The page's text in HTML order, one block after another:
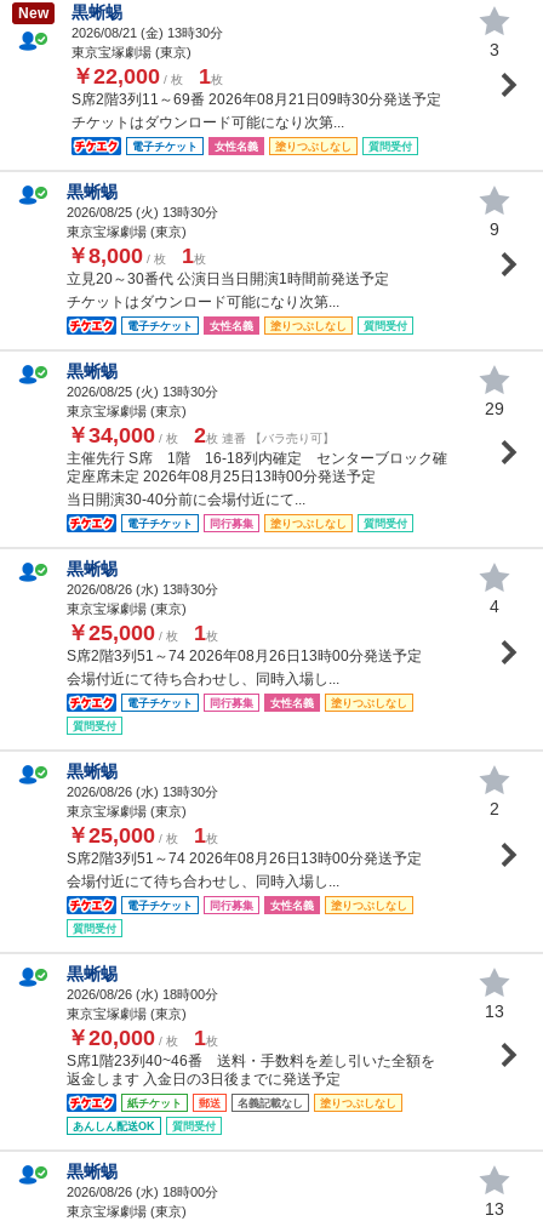
New 黒蜥蜴
2026/08/21 (金) 13時30分
東京宝塚劇場 (東京)
￥22,000 / 枚 1枚
S席2階3列11～69番 2026年08月21日09時30分発送予定
チケットはダウンロード可能になり次第...
電子チケット 女性名義 塗りつぶしなし 質問受付
3
黒蜥蜴
2026/08/25 (火) 13時30分
東京宝塚劇場 (東京)
￥8,000 / 枚 1枚
立見20～30番代 公演日当日開演1時間前発送予定
チケットはダウンロード可能になり次第...
電子チケット 女性名義 塗りつぶしなし 質問受付
9
黒蜥蜴
2026/08/25 (火) 13時30分
東京宝塚劇場 (東京)
￥34,000 / 枚 2枚 連番 【バラ売り可】
主催先行 S席 1階 16-18列内確定 センターブロック確
定座席未定 2026年08月25日13時00分発送予定
当日開演30-40分前に会場付近にて...
電子チケット 同行募集 塗りつぶしなし 質問受付
29
黒蜥蜴
2026/08/26 (水) 13時30分
東京宝塚劇場 (東京)
￥25,000 / 枚 1枚
S席2階3列51～74 2026年08月26日13時00分発送予定
会場付近にて待ち合わせし、同時入場し...
電子チケット 同行募集 女性名義
塗りつぶしなし
質問受付
4
黒蜥蜴
2026/08/26 (水) 13時30分
東京宝塚劇場 (東京)
￥25,000 / 枚 1枚
S席2階3列51～74 2026年08月26日13時00分発送予定
会場付近にて待ち合わせし、同時入場し...
電子チケット 同行募集 女性名義
塗りつぶしなし
質問受付
2
黒蜥蜴
2026/08/26 (水) 18時00分
東京宝塚劇場 (東京)
￥20,000 / 枚 1枚
S席1階23列40~46番 送料・手数料を差し引いた全額を
返金します 入金日の3日後までに発送予定
紙チケット 郵送 名義記載なし
塗りつぶしなし
あんしん配送OK
質問受付
13
黒蜥蜴
2026/08/26 (水) 18時00分
東京宝塚劇場 (東京)
13